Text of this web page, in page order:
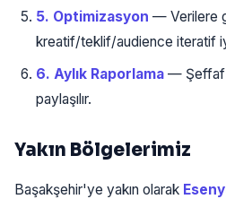
5. Optimizasyon — Verilere
kreatif/teklif/audience iteratif
6. Aylık Raporlama — Şeffaf
paylaşılır.
Yakın Bölgelerimiz
Başakşehir'ye yakın olarak